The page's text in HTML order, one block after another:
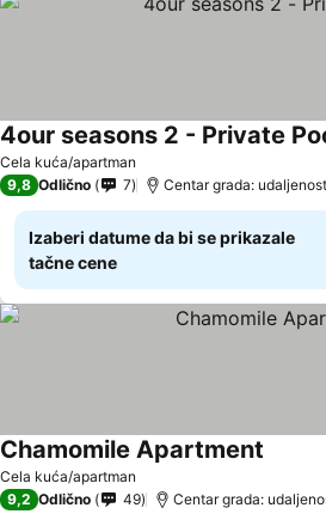
Cela kuća/apartman
4our seasons 2 - Private
9,8 Odlično 7 Centar grada:
Izaberi datume da bi se prikazale
tačne cene
Cela kuća/apartman
Chamomile Apartment
9,2 Odlično 49 Centar grada: